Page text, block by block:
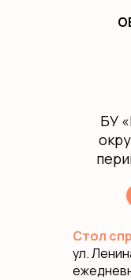
БУ
Стол
ул.